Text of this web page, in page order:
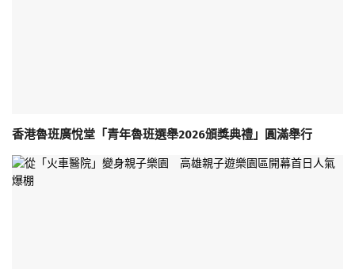
香港魯班廣悅堂「青年魯班選舉2026頒獎典禮」圓滿舉行